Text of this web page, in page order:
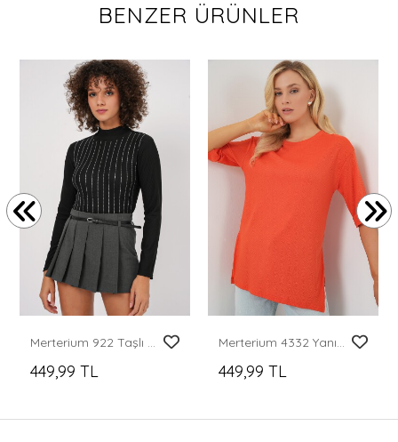
BENZER ÜRÜNLER
Merterium 922 Taşlı Body - Siyah
449,99 TL
Merterium 4332 Yanı Yırtmaçlı Örme Tişört - Turuncu
449,99 TL